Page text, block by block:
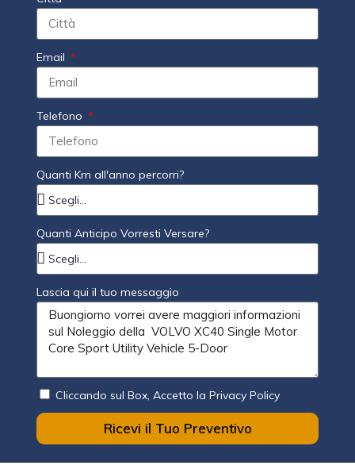
Email
Telefono
Quanti Km all'anno percorri?
Quanti Anticipo Vorresti Versare?
Lascia qui il tuo messaggio
Cliccando sul Box, Accetto la Privacy Policy
Ricevi il Tuo Preventivo